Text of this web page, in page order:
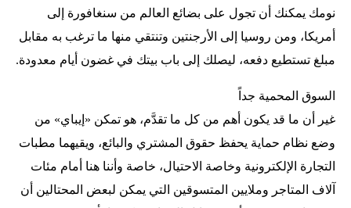
نومك يمكنك أن تجول على بضائع العالم من سنغافورة إلى
أمريكا، ومن روسيا إلى الأرجنتين وتنتقي منها ما ترغب به مقابل
مبلغ تستطيع دفعه، ليصلك إلى باب بيتك في غضون أيام معدودة.
السوق المحمية جداً
غير أن ما قد يكون أهم من كل ما تقدَّم، هو تمكن «إيباي» من
وضع نظام حماية يحفظ حقوق المشتري والبائع، ويقيهما مطبات
التجارة الإلكترونية وخاصة الاحتيال، خاصة وأننا هنا أمام مئات
آلاف المتاجر وملايين المتسوقين التي يمكن لبعض المحتالين أن